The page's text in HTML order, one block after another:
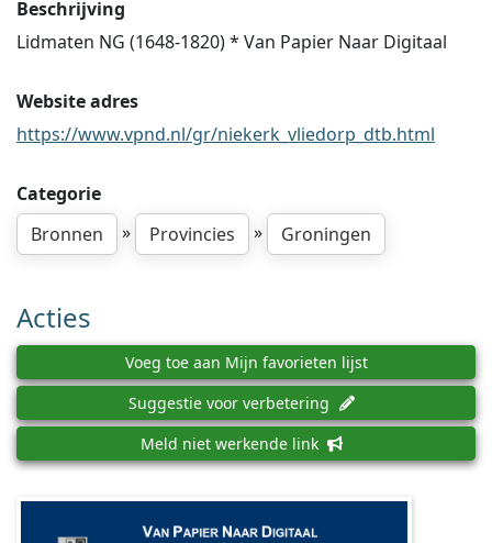
Beschrijving
Lidmaten NG (1648-1820) * Van Papier Naar Digitaal
Website adres
https://www.vpnd.nl/gr/niekerk_vliedorp_dtb.html
Categorie
Bronnen
» Provincies » Groningen
Acties
Voeg toe aan Mijn favorieten lijst
Suggestie voor verbetering
Meld niet werkende link